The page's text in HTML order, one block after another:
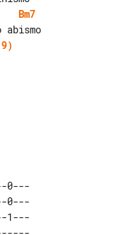
Bm7
0---
0---
1---